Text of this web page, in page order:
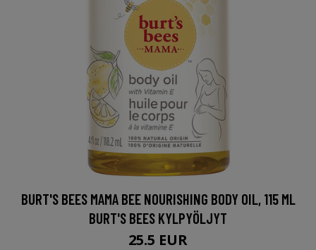
BURT'S BEES MAMA BEE NOURISHING BODY OIL, 115 ML
BURT'S BEES KYLPYÖLJYT
25.5 EUR